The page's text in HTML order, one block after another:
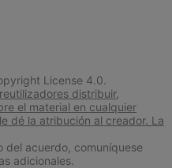
License 4.0.
distribuir,
el material en cualquier
dé la atribución al creador. La
del acuerdo, comuníquese
adicionales.